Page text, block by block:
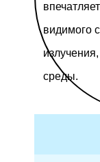
видимого
среды.